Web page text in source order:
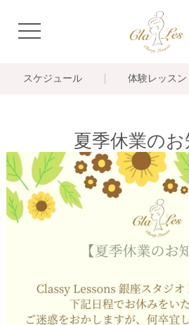
navigation
スケジュール 体験レッスン
夏季休業の